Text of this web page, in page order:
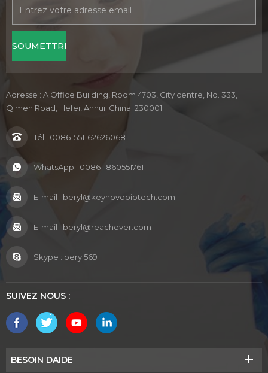
Adresse : A Office Building, Room 4703, City centre, No. 333,
Qimen Road, Hefei, Anhui. China. 230001
Tél : 0086-551-62626068
WhatsApp : 0086-18605517611
E-mail : beryl@keynovobiotech.com
E-mail : beryl@reachever.com
Skype : beryl569
SUIVEZ NOUS :
BESOIN DAIDE